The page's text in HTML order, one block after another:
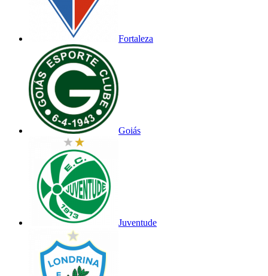
Fortaleza
Goiás
Juventude